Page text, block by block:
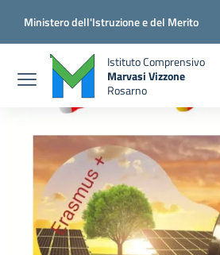
Ministero dell'Istruzione e del Merito
Istituto Comprensivo
Marvasi Vizzone
Rosarno